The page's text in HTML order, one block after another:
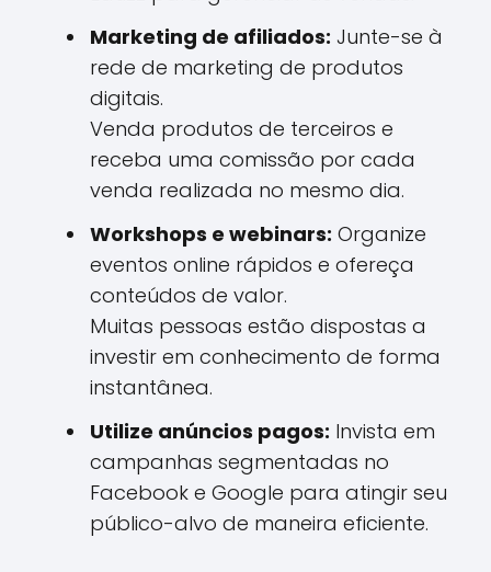
Marketing de afiliados: Junte-se à
rede de marketing de produtos
digitais.
Venda produtos de terceiros e
receba uma comissão por cada
venda realizada no mesmo dia.
Workshops e webinars: Organize
eventos online rápidos e ofereça
conteúdos de valor.
Muitas pessoas estão dispostas a
investir em conhecimento de forma
instantânea.
Utilize anúncios pagos: Invista em
campanhas segmentadas no
Facebook e Google para atingir seu
público-alvo de maneira eficiente.